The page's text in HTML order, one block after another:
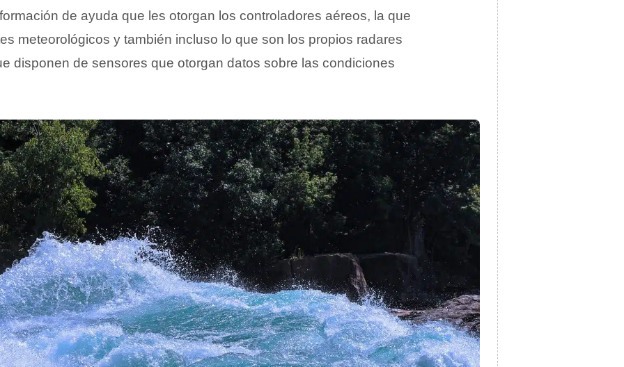
de ayuda que les otorgan los controladores aéreos, la que
meteorológicos y también incluso lo que son los propios radares
disponen de sensores que otorgan datos sobre las condiciones